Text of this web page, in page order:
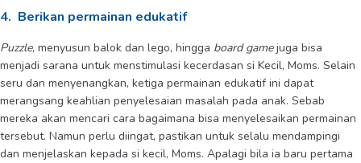
4. Berikan permainan edukatif
Puzzle, menyusun balok dan lego, hingga board gamejuga bisa
menjadi sarana untuk menstimulasi kecerdasan si Kecil, Moms. Selain
seru dan menyenangkan, ketiga permainan edukatif ini dapat
merangsang keahlian penyelesaian masalah pada anak. Sebab
mereka akan mencari cara bagaimana bisa menyelesaikan permainan
tersebut. Namun perlu diingat, pastikan untuk selalu mendampingi
dan menjelaskan kepada si kecil, Moms. Apalagi bila ia baru pertama